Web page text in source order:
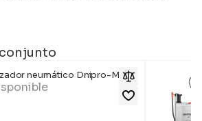
neumático Dnipro-M 2H